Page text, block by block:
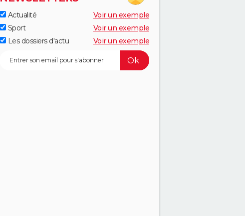
Actualité
Voir un exemple
Sport
Voir un exemple
Les dossiers d'actu
Voir un exemple